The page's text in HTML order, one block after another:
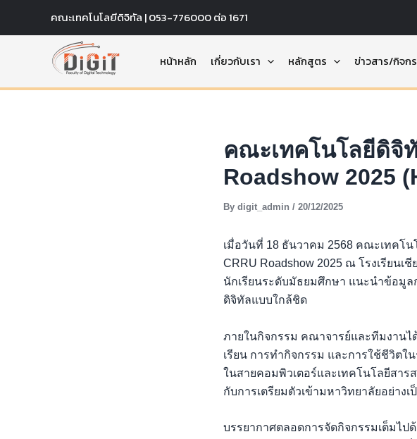
คณะเทคโนโลยีดิจิทัล | 053-776000 ต่อ 1671
หน้าหลัก เกี่ยวกับเรา หลักสูตร ข่าวสาร/กิจก
คณะเทคโนโลยีดิจิ
Roadshow 2025
By digit_admin / 20/12/2025
เมื่อวันที่ 18 ธันวาคม 2568 คณะเทคโ
CRRU Roadshow 2025 ณ โรงเรียนเ
นักเรียนระดับมัธยมศึกษา แนะนำข้อมูล
ดิจิทัลแบบใกล้ชิด
ภายในกิจกรรม คณาจารย์และทีมงาน
เรียน การทำกิจกรรม และการใช้ชีวิตใ
ในสายคอมพิวเตอร์และเทคโนโลยีสาร
กับการเตรียมตัวเข้ามหาวิทยาลัยอย่างเ
บรรยากาศตลอดการจัดกิจกรรมเต็มไป